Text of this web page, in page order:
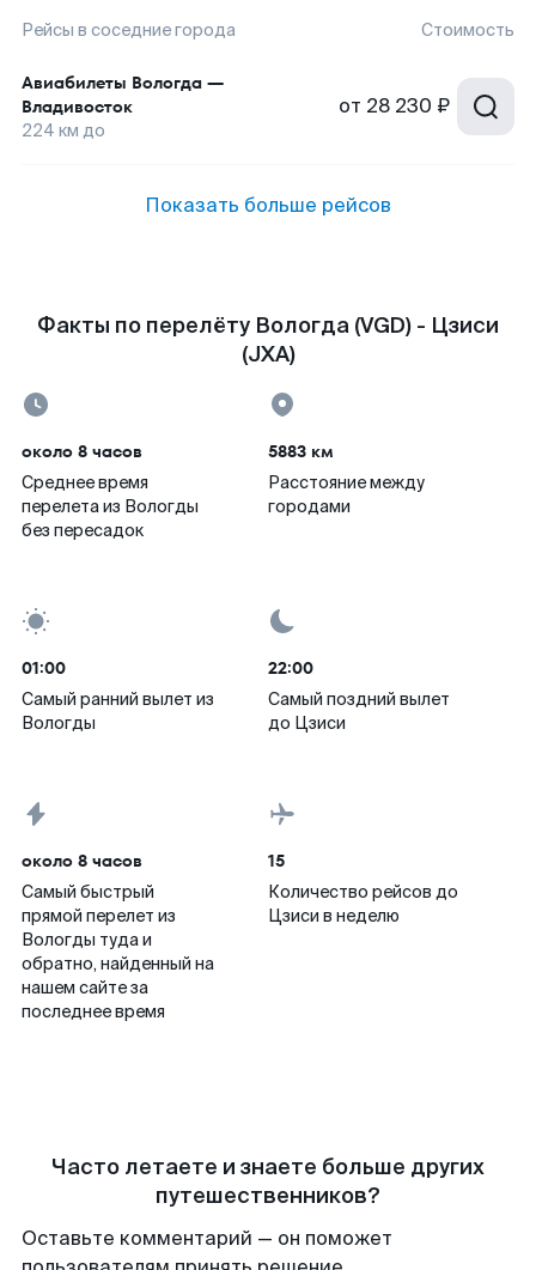
Рейсы в соседние города Стоимость
Авиабилеты Вологда —
Владивосток
224 км до
от 28 230 ₽
Показать больше рейсов
Факты по перелёту Вологда (VGD) - Цзиси
(JXA)
около 8 часов
Среднее время
перелета из Вологды
без пересадок
5883 км
Расстояние между
городами
01:00
Самый ранний вылет из
Вологды
22:00
Самый поздний вылет
до Цзиси
около 8 часов
Самый быстрый
прямой перелет из
Вологды туда и
обратно, найденный на
нашем сайте за
последнее время
15
Количество рейсов до
Цзиси в неделю
Часто летаете и знаете больше других
путешественников?
Оставьте комментарий — он поможет